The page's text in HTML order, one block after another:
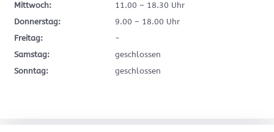
Mittwoch:
11.00 – 18.30 Uhr
Donnerstag:
9.00 – 18.00 Uhr
Freitag:
-
Samstag:
geschlossen
Sonntag:
geschlossen